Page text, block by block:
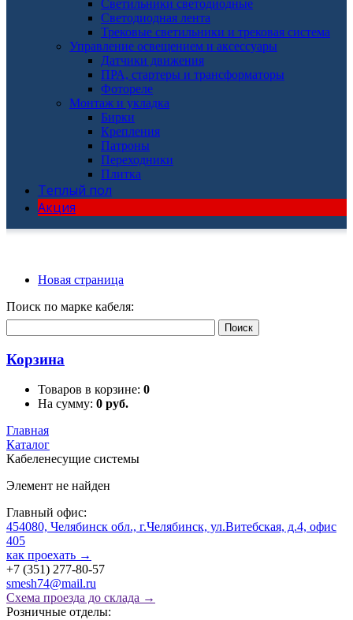
Светильники светодиодные
Светодиодная лента
Трековые светильники и трековая система
Управление освещением и аксессуары
Датчики движения
ПРА, стартеры и трансформаторы
Фотореле
Монтаж и укладка
Бирки
Крепления
Патроны
Переходники
Плитка
Теплый пол
Акция
Новая страница
Поиск по марке кабеля:
Корзина
Товаров в корзине: 0
На сумму: 0 руб.
Главная
Каталог
Кабеленесущие системы
Элемент не найден
Главный офис:
454080, Челябинск обл., г.Челябинск, ул.Витебская, д.4, офис
405
как проехать →
+7 (351) 277-80-57
smesh74@mail.ru
Схема проезда до склада →
Розничные отделы: